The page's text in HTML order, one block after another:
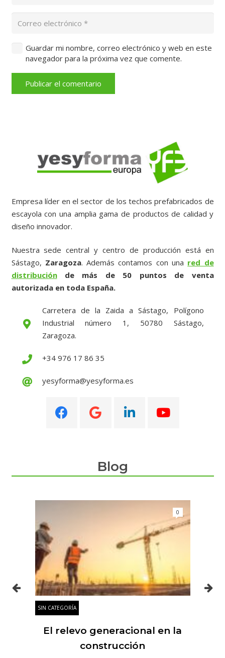
Guardar mi nombre, correo electrónico y web en este
navegador para la próxima vez que comente.
Publicar el comentario
Empresa líder en el sector de los techos prefabricados de
escayola con una amplia gama de productos de calidad y
diseño innovador.
Nuestra sede central y centro de producción está en
Sástago, Zaragoza. Además contamos con una red de
distribuciónde más de 50 puntos de venta
autorizada en toda España.
Carretera de la Zaida a Sástago, Polígono
Industrial número 1, 50780 Sástago,
Zaragoza.
+34 976 17 86 35
yesyforma@yesyforma.es
Blog
0
SIN CATEGORÍA
El relevo generacional en la
construcción